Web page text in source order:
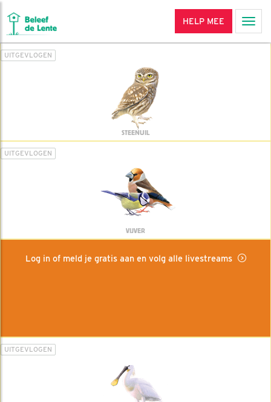
HELP MEE
UITGEVLOGEN
STEENUIL
UITGEVLOGEN
VIJVER
Log in of meld je gratis aan en volg alle livestreams
UITGEVLOGEN